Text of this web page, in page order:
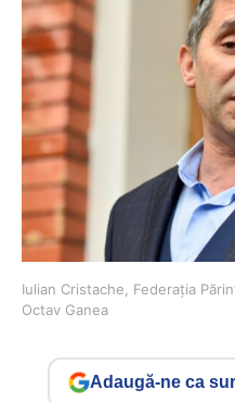
Iulian Cristache, Federația
Octav Ganea
Adaugă-ne ca